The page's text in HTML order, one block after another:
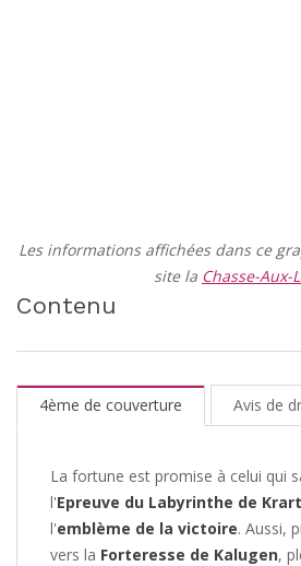
Les informations affichées dans ce
site la Chasse-Aux-
Contenu
4ème de couverture Avis de
La fortune est promise à celui qui
l'Epreuve du Labyrinthe de
l'emblème de la victoire. Aussi,
vers la Forteresse de Kalugen,